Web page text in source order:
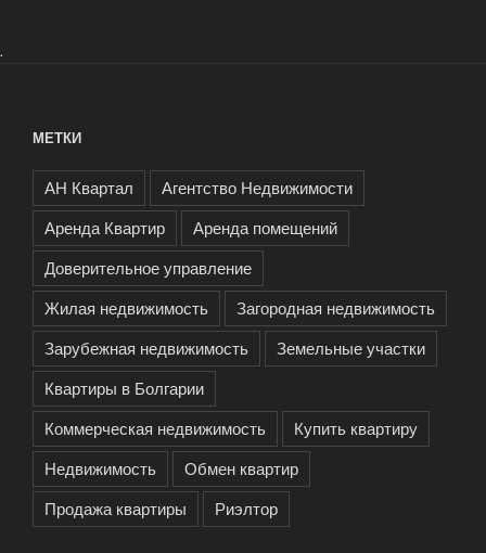
.
МЕТКИ
АН Квартал
Агентство Недвижимости
Аренда Квартир
Аренда помещений
Доверительное управление
Жилая недвижимость
Загородная недвижимость
Зарубежная недвижимость
Земельные участки
Квартиры в Болгарии
Коммерческая недвижимость
Купить квартиру
Недвижимость
Обмен квартир
Продажа квартиры
Риэлтор